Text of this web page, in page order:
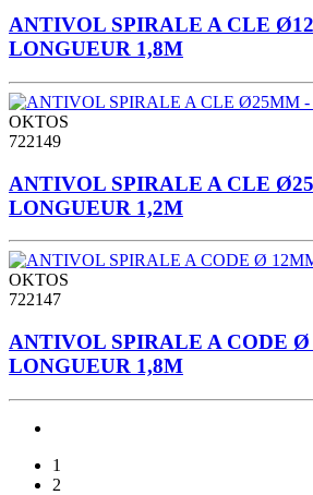
ANTIVOL SPIRALE A CLE
LONGUEUR 1,8M
OKTOS
722149
ANTIVOL SPIRALE A CLE
LONGUEUR 1,2M
OKTOS
722147
ANTIVOL SPIRALE A CODE
LONGUEUR 1,8M
1
2